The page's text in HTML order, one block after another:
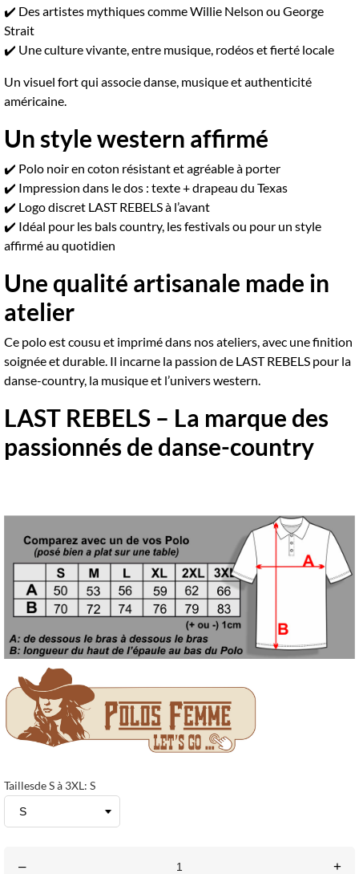
✔️ Des artistes mythiques comme Willie Nelson ou George
Strait
✔️ Une culture vivante, entre musique, rodéos et fierté locale
Un visuel fort qui associe danse, musique et authenticité
américaine.
Un style western affirmé
✔️ Polo noir en coton résistant et agréable à porter
✔️ Impression dans le dos : texte + drapeau du Texas
✔️ Logo discret LAST REBELS à l’avant
✔️ Idéal pour les bals country, les festivals ou pour un style
affirmé au quotidien
Une qualité artisanale made in
atelier
Ce polo est cousu et imprimé dans nos ateliers, avec une finition
soignée et durable. Il incarne la passion de LAST REBELS pour la
danse-country, la musique et l’univers western.
LAST REBELS – La marque des
passionnés de danse-country
Taillesde S à 3XL: S
– +